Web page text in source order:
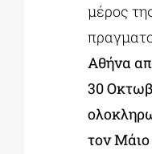
μέρος
Αθήνα
30
τον Μάιο